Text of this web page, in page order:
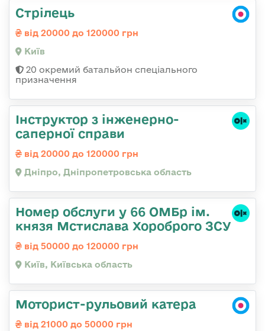
Стрілець
від 20000 до 120000 грн
Київ
20 окремий батальйон спеціального
призначення
Інструктор з інженерно-
саперної справи
від 20000 до 120000 грн
Дніпро, Дніпропетровська область
Номер обслуги у 66 ОМБр ім.
князя Мстислава Хороброго ЗСУ
від 50000 до 120000 грн
Київ, Київська область
Моторист-рульовий катера
від 21000 до 50000 грн